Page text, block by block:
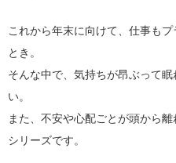
これから年末に向けて、仕事も
とき。
そんな中で、気持ちが昂ぶって
い。
また、不安や心配ごとが頭から
シリーズです。